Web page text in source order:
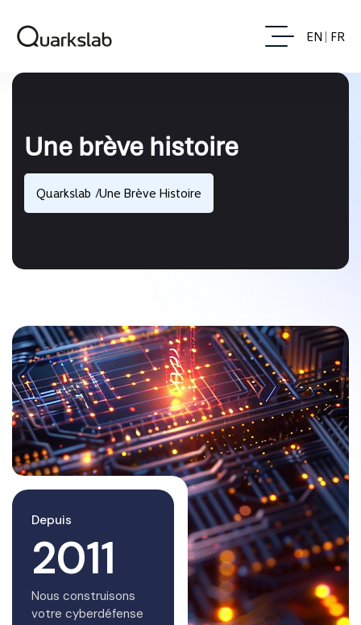
EN FR
Une brève histoire
Quarkslab Une Brève Histoire
Depuis
2011
Nous construisons
votre cyberdéfense